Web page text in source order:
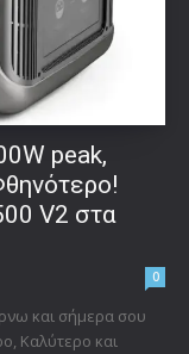
peak,
V2 στα
0
και σήμερα σου
Καλύτερο και